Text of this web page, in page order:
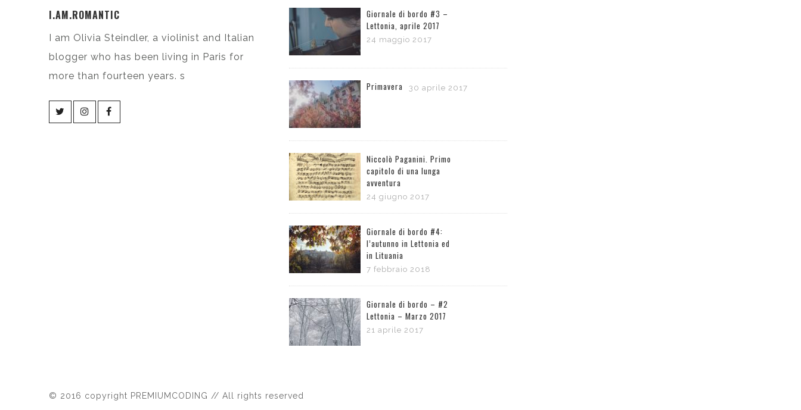
I.AM.ROMANTIC
I am Olivia Steindler, a violinist and Italian
blogger who has been living in Paris for
more than fourteen years. s
Giornale di bordo #3 –
Lettonia, aprile 2017
24 maggio 2017
Primavera 30 aprile 2017
Niccolò Paganini. Primo
capitolo di una lunga
avventura
24 giugno 2017
Giornale di bordo #4:
l’autunno in Lettonia ed
in Lituania
7 febbraio 2018
Giornale di bordo – #2
Lettonia – Marzo 2017
21 aprile 2017
© 2016 copyright PREMIUMCODING // All rights reserved